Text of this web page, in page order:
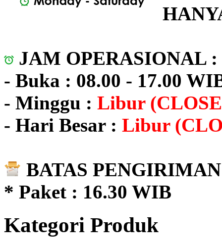
JAM OPERASIONAL :
- Buka : 08.00 - 17.00
- Minggu : Libur
- Hari Besar : Libur
BATAS
* Paket : 16.30 WIB
Kategori Produk